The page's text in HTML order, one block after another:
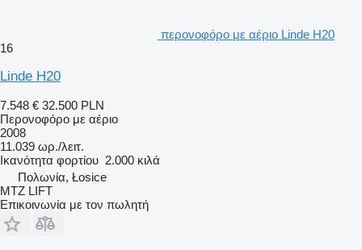
περονοφόρο με αέριο Linde H20
16
Linde H20
7.548 € 32.500 PLN
Περονοφόρο με αέριο
2008
11.039 ωρ./λειτ.
Ικανότητα φορτίου 2.000 κιλά
Πολωνία, Łosice
MTZ LIFT
Επικοινωνία με τον πωλητή